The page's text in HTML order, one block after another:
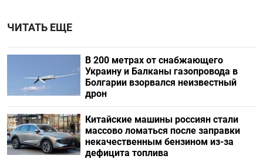
ЧИТАТЬ ЕЩЕ
В 200 метрах от снабжающего
Украину и Балканы газопровода в
Болгарии взорвался неизвестный
дрон
Китайские машины россиян стали
массово ломаться после заправки
некачественным бензином из-за
дефицита топлива